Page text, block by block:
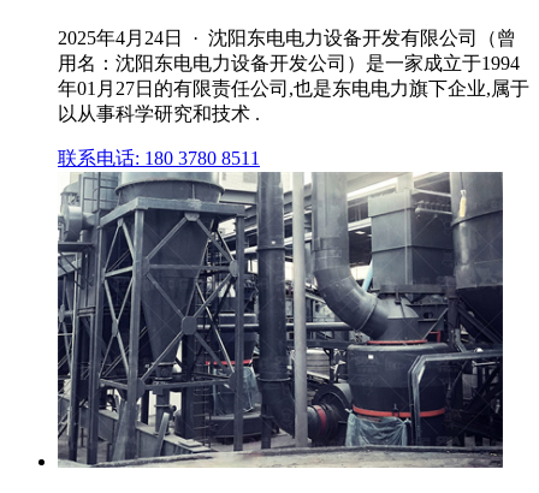
2025年4月24日 · 沈阳东电电力设备开发有限公司（曾
用名：沈阳东电电力设备开发公司）是⼀家成⽴于1994
年01月27日的有限责任公司,也是东电电力旗下企业,属于
以从事科学研究和技术 .
联系电话: 180 3780 8511